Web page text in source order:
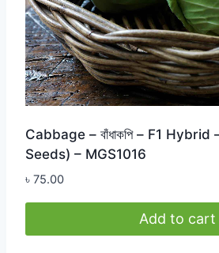
Cabbage – বাঁধাকপি – F1
Seeds) – MGS1016
৳ 75.00
Add to cart